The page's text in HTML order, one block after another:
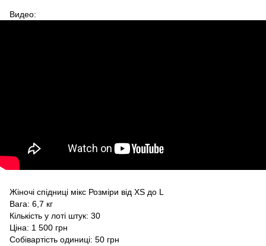
Видео:
Жіночі спідниці мікс Розміри від XS до L
Вага: 6,7 кг
Кількість у лоті штук: 30
Ціна: 1 500 грн
Собівартість одиниці: 50 грн